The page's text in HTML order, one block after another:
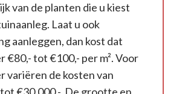
van de planten die u kiest
Laat u ook
aanleggen, dan kost dat
€80,- tot €100,- per m². Voor
variëren de kosten van